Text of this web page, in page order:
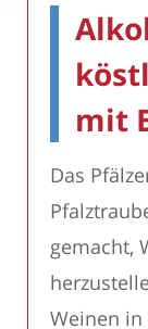
mit
Das
gemacht,
Weinen